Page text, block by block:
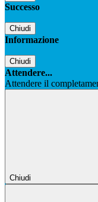
Successo
Chiudi
Informazione
Chiudi
Attendere...
Attendere il
Chiudi